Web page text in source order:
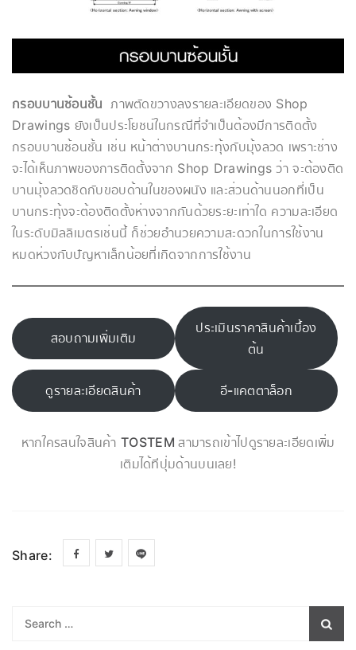
กรอบบานซ้อนชั้น ภาพตัดขวางลงรายละเอียดของ Shop
Drawings ยังเป็นประโยชน์ในกรณีที่จำเป็นต้องมีการติดตั้ง
กรอบบานซ้อนชั้น เช่น หน้าต่างบานกระทุ้งกับมุ้งลวด เพราะช่าง
จะได้เห็นภาพของการติดตั้งจาก Shop Drawings ว่า จะต้องติด
บานมุ้งลวดชิดกับขอบด้านในของผนัง และส่วนด้านนอกที่เป็น
บานกระทุ้งจะต้องติดตั้งห่างจากกันด้วยระยะเท่าใด ความละเอียด
ในระดับมิลลิเมตรเช่นนี้ ก็ช่วยอำนวยความสะดวกในการใช้งาน
หมดห่วงกับปัญหาเล็กน้อยที่เกิดจากการใช้งาน
สอบถามเพิ่มเติม
ประเมินราคาสินค้าเบื้อง
ต้น
ดูรายละเอียดสินค้า อี-แคตตาล็อก
หากใครสนใจสินค้าTOSTEMสามารถเข้าไปดูรายละเอียดเพิ่ม
เติมได้ทีปุ่มด้านบนเลย!
Share: